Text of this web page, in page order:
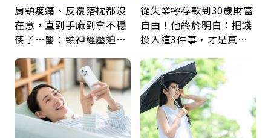
肩頸痠痛、反覆落枕都沒
在意，直到手麻到拿不穩
筷子…醫：頸神經壓迫上
鍵
從失業零存款到30歲財富
自由！他終於明白：把錢
投入這3件事，才是真正